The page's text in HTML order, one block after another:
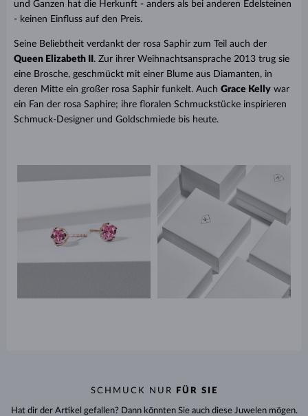
und Ganzen hat die Herkunft - anders als bei anderen Edelsteinen
- keinen Einfluss auf den Preis.
Seine Beliebtheit verdankt der rosa Saphir zum Teil auch der
Queen Elizabeth II . Zur ihrer Weihnachtsansprache 2013 trug sie
eine Brosche, geschmückt mit einer Blume aus Diamanten, in
deren Mitte ein großer rosa Saphir funkelt. Auch Grace Kelly war
ein Fan der rosa Saphire; ihre floralen Schmuckstücke inspirieren
Schmuck-Designer und Goldschmiede bis heute.
SCHMUCK NUR FÜR SIE
Hat dir der Artikel gefallen? Dann könnten Sie auch diese Juwelen mögen.